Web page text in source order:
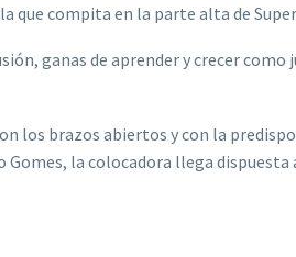
compita en la parte alta de
ganas de aprender y crecer como
los brazos abiertos y con la
Gomes, la colocadora llega dispuesta